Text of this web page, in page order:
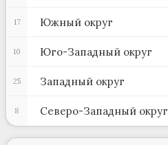
Южный округ
17
Юго-Западный округ
10
Западный округ
25
Северо-Западный округ
8